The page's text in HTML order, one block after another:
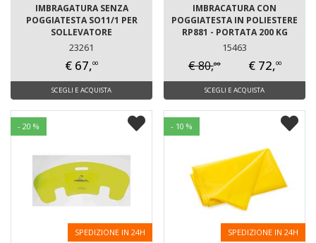
IMBRAGATURA SENZA
POGGIATESTA SO11/1 PER
SOLLEVATORE
23261
€ 67,00
SCEGLI E ACQUISTA
IMBRACATURA CON
POGGIATESTA IN POLIESTERE
RP881 - PORTATA 200 KG
15463
€ 80,00 € 72,00
SCEGLI E ACQUISTA
- 20 %
SPEDIZIONE IN 24H
- 10 %
SPEDIZIONE IN 24H